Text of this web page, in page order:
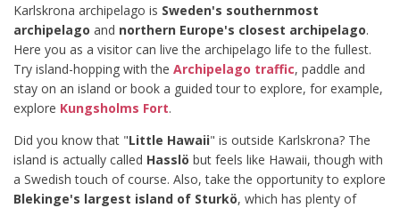
Karlskrona archipelago is Sweden's southernmost
archipelago and northern Europe's closest archipelago.
Here you as a visitor can live the archipelago life to the fullest.
Try island-hopping with the Archipelago traffic, paddle and
stay on an island or book a guided tour to explore, for example,
explore Kungsholms Fort.
Did you know that "Little Hawaii" is outside Karlskrona? The
island is actually called Hasslö but feels like Hawaii, though with
a Swedish touch of course. Also, take the opportunity to explore
Blekinge's largest island of Sturkö, which has plenty of